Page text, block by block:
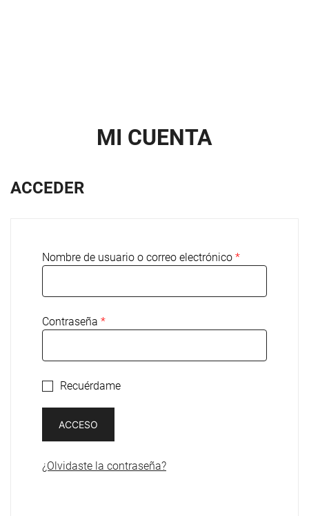
MI CUENTA
ACCEDER
Nombre de usuario o correo electrónico *
Contraseña *
Recuérdame
ACCESO
¿Olvidaste la contraseña?